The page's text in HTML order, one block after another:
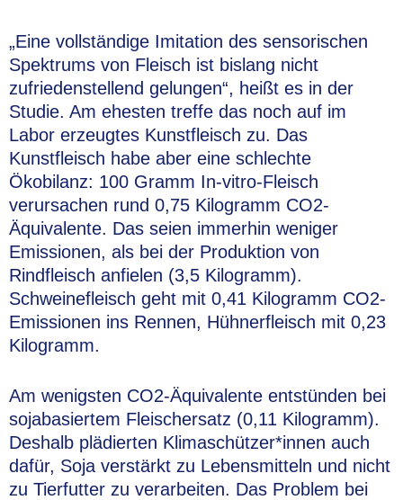
„Eine vollständige Imitation des sensorischen
Spektrums von Fleisch ist bislang nicht
zufriedenstellend gelungen“, heißt es in der
Studie. Am ehesten treffe das noch auf im
Labor erzeugtes Kunstfleisch zu. Das
Kunstfleisch habe aber eine schlechte
Ökobilanz: 100 Gramm In-vitro-Fleisch
verursachen rund 0,75 Kilogramm CO2-
Äquivalente. Das seien immerhin weniger
Emissionen, als bei der Produktion von
Rindfleisch anfielen (3,5 Kilogramm).
Schweinefleisch geht mit 0,41 Kilogramm CO2-
Emissionen ins Rennen, Hühnerfleisch mit 0,23
Kilogramm.
Am wenigsten CO2-Äquivalente entstünden bei
sojabasiertem Fleischersatz (0,11 Kilogramm).
Deshalb plädierten Klimaschützer*innen auch
dafür, Soja verstärkt zu Lebensmitteln und nicht
zu Tierfutter zu verarbeiten. Das Problem bei